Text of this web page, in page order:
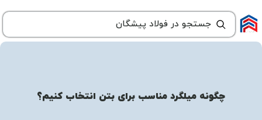
چگونه میلگرد مناسب برای بتن انتخاب کنیم؟